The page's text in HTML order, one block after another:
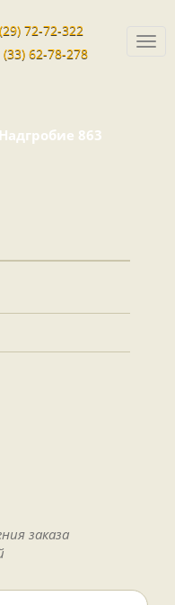
72-72-322
62-78-278
Надгробие 863
заказа